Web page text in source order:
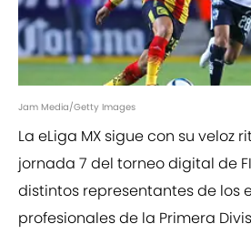
Jam Media/Getty Images
La eLiga MX sigue con su veloz
jornada 7 del torneo digital de
distintos representantes de los
profesionales de la Primera